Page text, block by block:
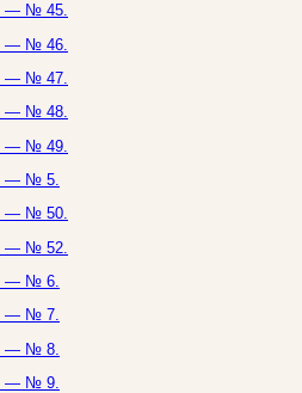
— № 45.
— № 46.
— № 47.
— № 48.
— № 49.
— № 5.
— № 50.
— № 52.
— № 6.
— № 7.
— № 8.
— № 9.